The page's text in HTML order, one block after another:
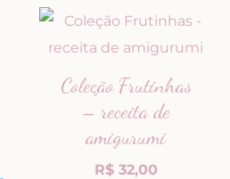
Coleção Frutinhas
– receita de
amigurumi
R$32,00